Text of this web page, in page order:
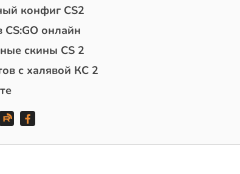
конфиг CS2
CS:GO онлайн
скины CS 2
с халявой КС 2